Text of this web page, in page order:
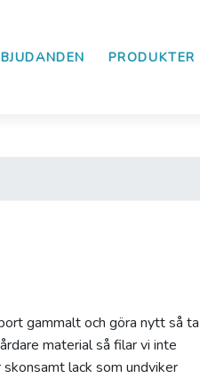
PRODUKTER
gammalt och göra nytt så ta
material så filar vi inte
lack som undviker